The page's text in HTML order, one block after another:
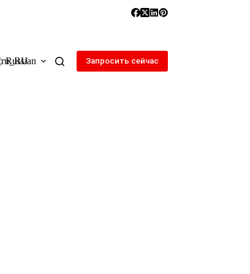
Russian Запросить сейчас